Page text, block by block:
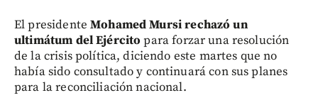
El presidenteMohamed Mursi rechazó un
ultimátum del Ejército para forzar una resolución
de la crisis política, diciendo este martes que no
había sido consultado y continuará con sus planes
para la reconciliación nacional.